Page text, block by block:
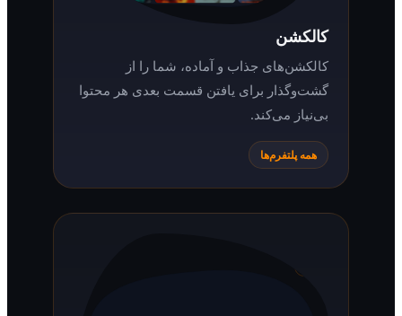
کالکشن‌های جذاب و آماده، شما را از
گشت‌وگذار برای یافتن قسمت بعدی هر محتوا
بی‌نیاز می‌کند.
همه پلتفرم‌ها